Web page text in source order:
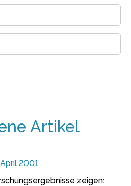
Artikel
2001
zeigen: